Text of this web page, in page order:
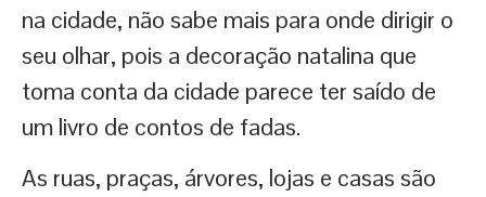
na cidade, não sabe mais para onde dirigir o
seu olhar, pois a decoração natalina que
toma conta da cidade parece ter saído de
um livro de contos de fadas.
As ruas, praças, árvores, lojas e casas são